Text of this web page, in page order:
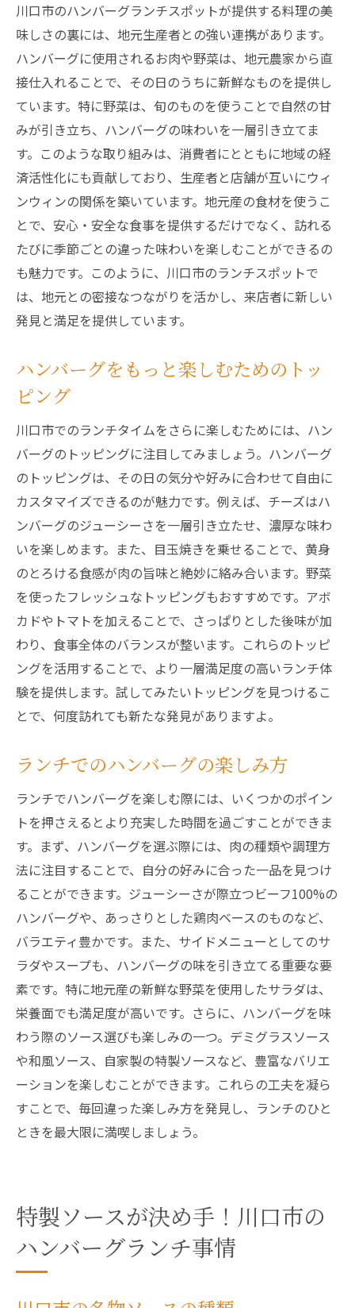
川口市のハンバーグランチスポットが提供する料理の美
味しさの裏には、地元生産者との強い連携があります。
ハンバーグに使用されるお肉や野菜は、地元農家から直
接仕入れることで、その日のうちに新鮮なものを提供し
ています。特に野菜は、旬のものを使うことで自然の甘
みが引き立ち、ハンバーグの味わいを一層引き立てま
す。このような取り組みは、消費者にとともに地域の経
済活性化にも貢献しており、生産者と店舗が互いにウィ
ンウィンの関係を築いています。地元産の食材を使うこ
とで、安心・安全な食事を提供するだけでなく、訪れる
たびに季節ごとの違った味わいを楽しむことができるの
も魅力です。このように、川口市のランチスポットで
は、地元との密接なつながりを活かし、来店者に新しい
発見と満足を提供しています。
ハンバーグをもっと楽しむためのトッ
ピング
川口市でのランチタイムをさらに楽しむためには、ハン
バーグのトッピングに注目してみましょう。ハンバーグ
のトッピングは、その日の気分や好みに合わせて自由に
カスタマイズできるのが魅力です。例えば、チーズはハ
ンバーグのジューシーさを一層引き立たせ、濃厚な味わ
いを楽しめます。また、目玉焼きを乗せることで、黄身
のとろける食感が肉の旨味と絶妙に絡み合います。野菜
を使ったフレッシュなトッピングもおすすめです。アボ
カドやトマトを加えることで、さっぱりとした後味が加
わり、食事全体のバランスが整います。これらのトッピ
ングを活用することで、より一層満足度の高いランチ体
験を提供します。試してみたいトッピングを見つけるこ
とで、何度訪れても新たな発見がありますよ。
ランチでのハンバーグの楽しみ方
ランチでハンバーグを楽しむ際には、いくつかのポイン
トを押さえるとより充実した時間を過ごすことができま
す。まず、ハンバーグを選ぶ際には、肉の種類や調理方
法に注目することで、自分の好みに合った一品を見つけ
ることができます。ジューシーさが際立つビーフ100%の
ハンバーグや、あっさりとした鶏肉ベースのものなど、
バラエティ豊かです。また、サイドメニューとしてのサ
ラダやスープも、ハンバーグの味を引き立てる重要な要
素です。特に地元産の新鮮な野菜を使用したサラダは、
栄養面でも満足度が高いです。さらに、ハンバーグを味
わう際のソース選びも楽しみの一つ。デミグラスソース
や和風ソース、自家製の特製ソースなど、豊富なバリエ
ーションを楽しむことができます。これらの工夫を凝ら
すことで、毎回違った楽しみ方を発見し、ランチのひと
ときを最大限に満喫しましょう。
特製ソースが決め手！川口市の
ハンバーグランチ事情